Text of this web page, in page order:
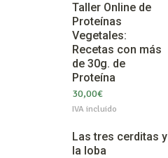
Taller Online de
Proteínas
Vegetales:
Recetas con más
de 30g. de
Proteína
30,00€
IVA incluido
Las tres cerditas y
la loba